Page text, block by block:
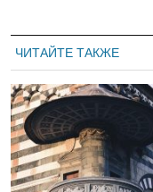
ЧИТАЙТЕ ТАКЖЕ